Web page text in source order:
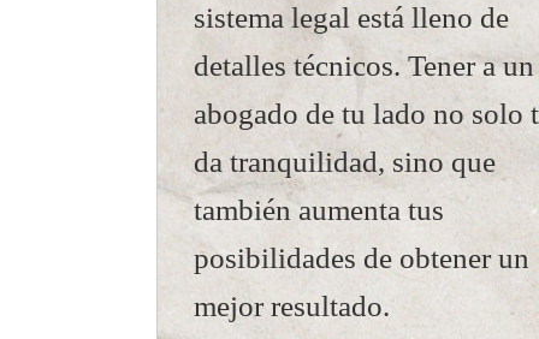
sistema legal está lleno de
detalles técnicos. Tener a un
abogado de tu lado no solo
da tranquilidad, sino que
también aumenta tus
posibilidades de obtener un
mejor resultado.